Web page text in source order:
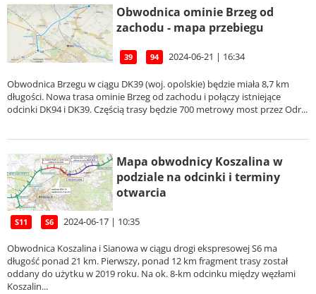
Obwodnica ominie Brzeg od
zachodu - mapa przebiegu
39 94 2024-06-21 | 16:34
Obwodnica Brzegu w ciągu DK39 (woj. opolskie) będzie miała 8,7 km
długości. Nowa trasa ominie Brzeg od zachodu i połączy istniejące
odcinki DK94 i DK39. Częścią trasy będzie 700 metrowy most przez Odr...
Mapa obwodnicy Koszalina w
podziale na odcinki i terminy
otwarcia
S11 S6 2024-06-17 | 10:35
Obwodnica Koszalina i Sianowa w ciągu drogi ekspresowej S6 ma
długość ponad 21 km. Pierwszy, ponad 12 km fragment trasy został
oddany do użytku w 2019 roku. Na ok. 8-km odcinku między węzłami
Koszalin...